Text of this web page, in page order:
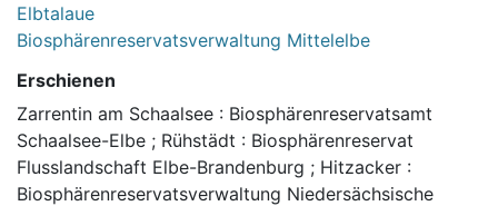
Elbtalaue
Biosphärenreservatsverwaltung Mittelelbe
Erschienen
Zarrentin am Schaalsee : Biosphärenreservatsamt
Schaalsee-Elbe ; Rühstädt : Biosphärenreservat
Flusslandschaft Elbe-Brandenburg ; Hitzacker :
Biosphärenreservatsverwaltung Niedersächsische